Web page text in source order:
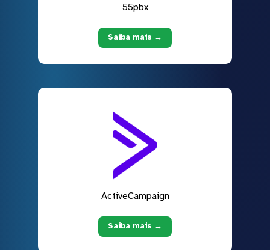
55pbx
Saiba mais →
ActiveCampaign
Saiba mais →